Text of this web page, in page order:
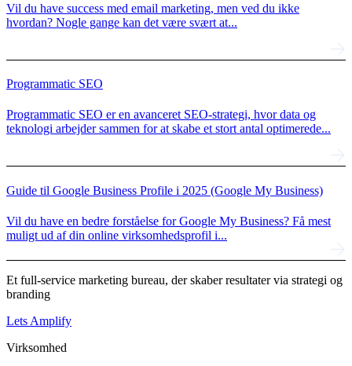
Vil du have success med email marketing, men ved du ikke
hvordan? Nogle gange kan det være svært at...
Programmatic SEO
Programmatic SEO er en avanceret SEO-strategi, hvor data og
teknologi arbejder sammen for at skabe et stort antal optimerede...
Guide til Google Business Profile i 2025 (Google My Business)
Vil du have en bedre forståelse for Google My Business? Få mest
muligt ud af din online virksomhedsprofil i...
Et full-service marketing bureau, der skaber resultater via strategi og
branding
Lets Amplify
Virksomhed